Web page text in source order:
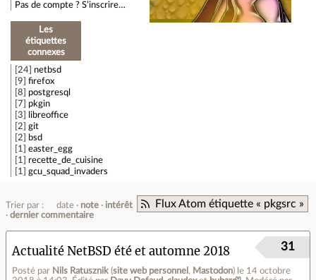
Pas de compte ? S’inscrire…
Les
étiquettes
connexes
24
netbsd
9
firefox
8
postgresql
7
pkgin
3
libreoffice
2
git
2
bsd
1
easter_egg
1
recette_de_cuisine
1
gcu_squad_invaders
Flux Atom étiquette « pkgsrc »
Trier par : date note
intérêt
dernier commentaire
Actualité NetBSD été et automne 2018
Posté par Nils Ratusznik (site web personnel , Mastodon) le 14 octobre
31